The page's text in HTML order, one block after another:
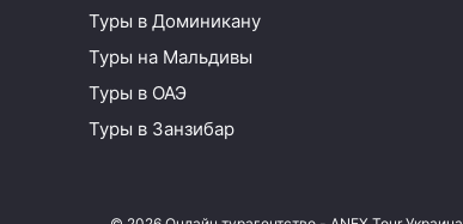
Туры в Доминикану
Туры на Мальдивы
Туры в ОАЭ
Туры в Занзибар